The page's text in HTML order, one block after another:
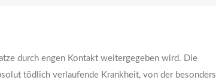
durch engen Kontakt weitergegeben wird. Die
tödlich verlaufende Krankheit, von der besonders